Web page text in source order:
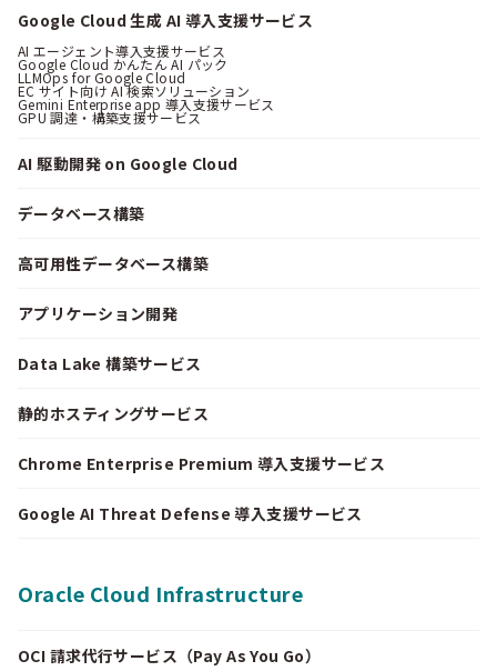
Google Cloud 生成 AI 導入支援サービス
AI エージェント導入支援サービス
Google Cloud かんたん AI パック
LLMOps for Google Cloud
EC サイト向け AI 検索ソリューション
Gemini Enterprise app 導入支援サービス
GPU 調達・構築支援サービス
AI 駆動開発 on Google Cloud
データベース構築
高可用性データベース構築
アプリケーション開発
Data Lake 構築サービス
静的ホスティングサービス
Chrome Enterprise Premium 導入支援サービス
Google AI Threat Defense 導入支援サービス
Oracle Cloud Infrastructure
OCI 請求代行サービス（Pay As You Go）